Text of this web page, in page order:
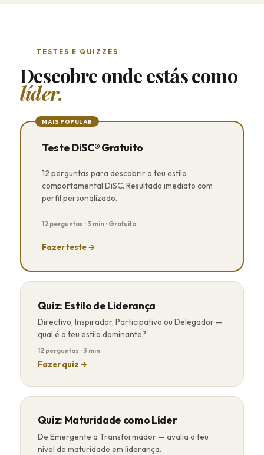
TESTES E QUIZZES
Descobre onde estás como
líder.
MAIS POPULAR
Teste DiSC® Gratuito
12 perguntas para descobrir o teu estilo
comportamental DiSC. Resultado imediato com
perfil personalizado.
12 perguntas · 3 min · Gratuito
Fazer teste →
Quiz: Estilo de Liderança
Directivo, Inspirador, Participativo ou Delegador —
qual é o teu estilo dominante?
12 perguntas · 3 min
Fazer quiz →
Quiz: Maturidade como Líder
De Emergente a Transformador — avalia o teu
nível de maturidade em liderança.